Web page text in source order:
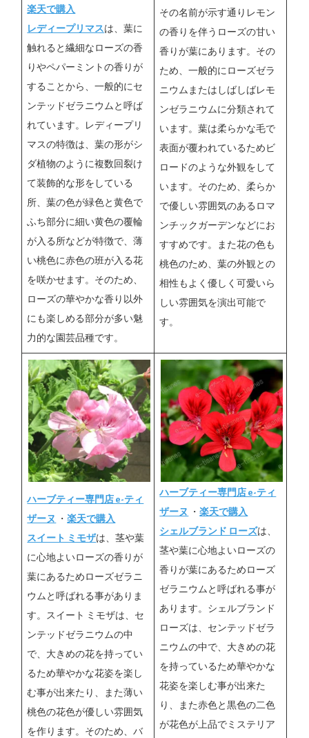
楽天で購入
レディープリマスは、葉に
触れると繊細なローズの香
りやペパーミントの香りが
することから、一般的にセ
ンテッドゼラニウムと呼ば
れています。レディープリ
マスの特徴は、葉の形がシ
ダ植物のように複数回裂け
て装飾的な形をしている
所、葉の色が緑色と黄色で
ふち部分に細い黄色の覆輪
が入る所などが特徴で、薄
い桃色に赤色の班が入る花
を咲かせます。そのため、
ローズの華やかな香り以外
にも楽しめる部分が多い魅
力的な園芸品種です。
その名前が示す通りレモン
の香りを伴うローズの甘い
香りが葉にあります。その
ため、一般的にローズゼラ
ニウムまたはしばしばレモ
ンゼラニウムに分類されて
います。葉は柔らかな毛で
表面が覆われているためビ
ロードのような外観をして
います。そのため、柔らか
で優しい雰囲気のあるロマ
ンチックガーデンなどにお
すすめです。また花の色も
桃色のため、葉の外観との
相性もよく優しく可愛いら
しい雰囲気を演出可能で
す。
ハーブティー専門店 e-ティ
ザーヌ
・楽天で購入
スイート ミモザは、茎や葉
に心地よいローズの香りが
葉にあるためローズゼラニ
ウムと呼ばれる事がありま
す。スイート ミモザは、セ
ンテッドゼラニウムの中
で、大きめの花を持ってい
るため華やかな花姿を楽し
む事が出来たり、また薄い
桃色の花色が優しい雰囲気
を作ります。そのため、バ
ハーブティー専門店 e-ティ
ザーヌ
・楽天で購入
シェルブランド ローズは、
茎や葉に心地よいローズの
香りが葉にあるためローズ
ゼラニウムと呼ばれる事が
あります。シェルブランド
ローズは、センテッドゼラ
ニウムの中で、大きめの花
を持っているため華やかな
花姿を楽しむ事が出来た
り、また赤色と黒色の二色
が花色が上品でミステリア